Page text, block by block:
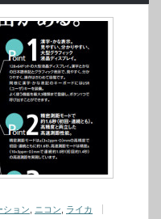
ション ニコン
ライカ